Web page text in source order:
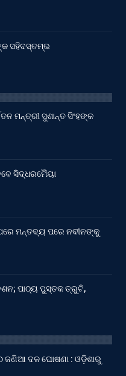
ସହିଦସ୍ତମ୍ଭ
ମନ୍ତ୍ରୀ ସୁଶାନ୍ତ ସିଂହଙ୍କ
ସିଦ୍ଧରମୈୟା
ମନ୍ତବ୍ୟ ପରେ ନବୀନଙ୍କୁ
ପାଠ୍ୟ ପୁସ୍ତକ ତ୍ରୁଟି,
ଜଣିଆ ଦଳ ଘୋଷଣା : ଓଡ଼ିଶାରୁ